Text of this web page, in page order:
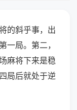
的斜乎事，出
一局。第二，
麻将下来是稳
局后就处于逆